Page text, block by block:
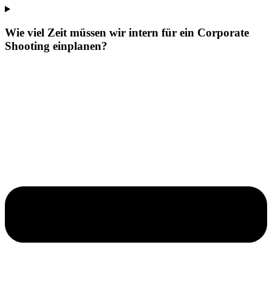
Wie viel Zeit müssen wir intern für ein Corporate
Shooting einplanen?